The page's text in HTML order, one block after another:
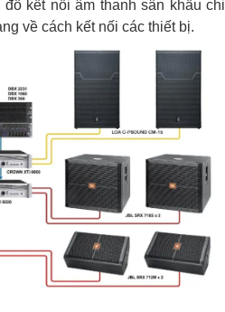
kết nối âm thanh sân khấu chi
về cách kết nối các thiết bị.